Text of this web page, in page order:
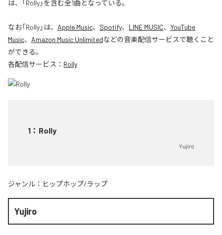
は、「Rolly」を含む全1曲となっている。
なお「Rolly」は、 Apple Music、 Spotify、 LINE MUSIC、 YouTube
Music、 Amazon Music Unlimitedなどの音楽配信サービスで聴くこと
ができる。
各配信サービス： Rolly
1 ： Rolly
Yujiro
ジャンル： ヒップホップ/ラップ
Yujiro